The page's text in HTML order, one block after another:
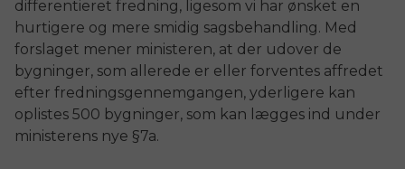
differentieret fredning, ligesom vi har ønsket en
hurtigere og mere smidig sagsbehandling. Med
forslaget mener ministeren, at der udover de
bygninger, som allerede er eller forventes affredet
efter fredningsgennemgangen, yderligere kan
oplistes 500 bygninger, som kan lægges ind under
ministerens nye §7a.